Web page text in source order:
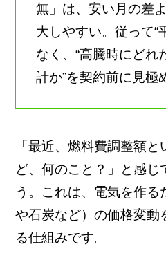
無」は、安い月の差
大しやすい。従って“
なく、“高騰時にどれ
計か”を契約前に見極
「最近、燃料費調整額
ど、何のこと？」と感じ
う。これは、電気を作る
や石炭など）の価格変動
る仕組みです。